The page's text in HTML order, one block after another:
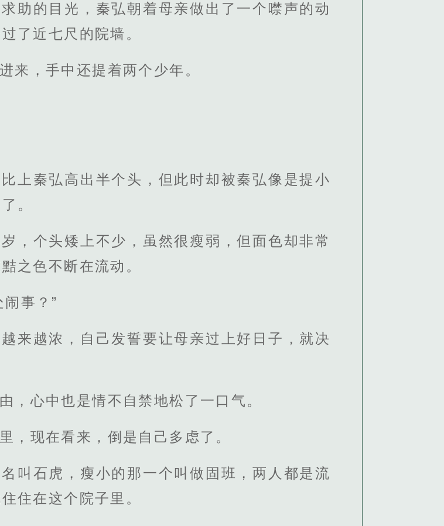
助的目光，秦弘朝着母亲做出了一个噤声的动
了近七尺的院墙。
来，手中还提着两个少年。
上秦弘高出半个头，但此时却被秦弘像是提小
。
，个头矮上不少，虽然很瘦弱，但面色却非常
之色不断在流动。
事？”
来越浓，自己发誓要让母亲过上好日子，就决
，心中也是情不自禁地松了一口气。
，现在看来，倒是自己多虑了。
叫石虎，瘦小的那一个叫做固班，两人都是流
住在这个院子里。